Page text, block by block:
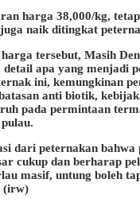
harga 38,000/kg,
naik ditingkat
tersebut, Masih
detail apa yang menjadi
ini, kemungkinan
anti biotik,
pada permintaan
dari peternakan bahwa
cukup dan berharap
masif, untung boleh
(irw)